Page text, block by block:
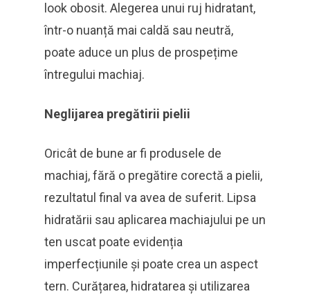
look obosit. Alegerea unui ruj hidratant,
într-o nuanță mai caldă sau neutră,
poate aduce un plus de prospețime
întregului machiaj.
Neglijarea pregătirii pielii
Oricât de bune ar fi produsele de
machiaj, fără o pregătire corectă a pielii,
rezultatul final va avea de suferit. Lipsa
hidratării sau aplicarea machiajului pe un
ten uscat poate evidenția
imperfecțiunile și poate crea un aspect
tern. Curățarea, hidratarea și utilizarea